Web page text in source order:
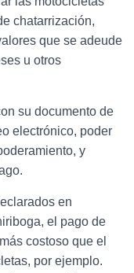
chatarrización,
que se adeude
u otros
su documento de
electrónico, poder
y
en
el pago de
costoso que el
por ejemplo.